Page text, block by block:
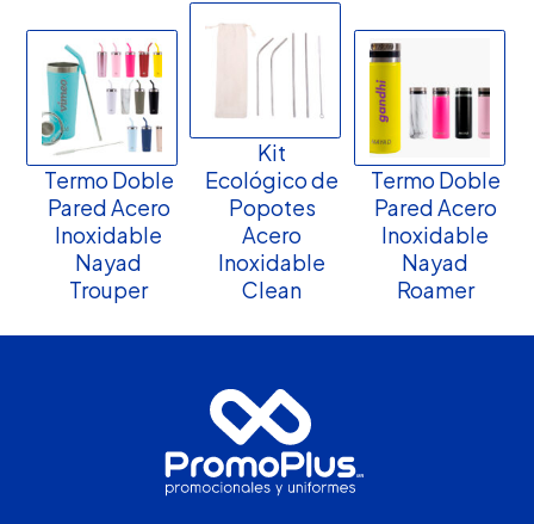
Termo Doble
Pared Acero
Inoxidable
Nayad
Trouper
Kit
Ecológico de
Popotes
Acero
Inoxidable
Clean
Termo Doble
Pared Acero
Inoxidable
Nayad
Roamer